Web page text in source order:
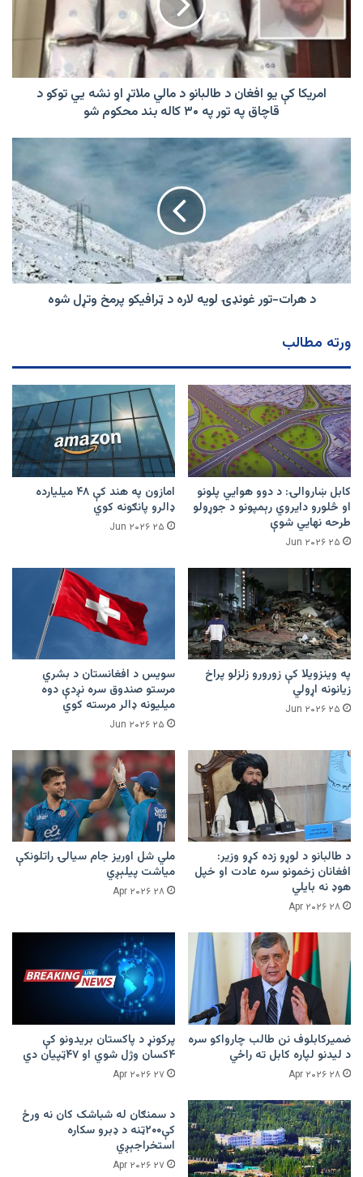
طالبانو
د
مالي
ملاتړ
توکو
د
په
تور
په
۳۰
کاله
بند
امریکا کې يو افغان د طالبانو د مالي ملاتړ او نشه يي توکو د
قاچاق په تور په ۳۰ کاله بند محکوم شو
هرات-
غونډۍ
لویه
لاره
د
ټرافیکو
پرمخ
د هرات-تور غونډۍ لویه لاره د ټرافیکو پرمخ وتړل شوه
ورته مطالب
کابل ښاروالۍ: د دوو هوايي پلونو
او څلورو دایروي رېمپونو د جوړولو
طرحه نهایي شوې
۲۵ Jun ۲۰۲۶
امازون په هند کې ۴۸ میلیارده
ډالرو پانګونه کوي
۲۵ Jun ۲۰۲۶
په وینزویلا کې زورورو زلزلو پراخ
زیانونه اړولي
۲۵ Jun ۲۰۲۶
سویس د افغانستان د بشري
مرستو صندوق سره نږدې دوه
میلیونه ډالر مرسته کوي
۲۵ Jun ۲۰۲۶
د طالبانو د لوړو زده کړو وزیر:
افغانان زخمونو سره عادت او خپل
هوډ نه بایلي
۲۸ Apr ۲۰۲۶
ملي شل اوریز جام سیالۍ راتلونکې
میاشت پیلېږي
۲۸ Apr ۲۰۲۶
ضمیرکابلوف نن طالب چارواکو سره
د لیدنو لپاره کابل ته راځي
۲۸ Apr ۲۰۲۶
پرکونړ د پاکستان بریدونو کې
۴کسان وژل شوي او ۴۷ټپیان دي
۲۷ Apr ۲۰۲۶
د سمنګان له شباشک کان نه ورځ
کې۲۰۰ټنه د ډبرو سکاره
استخراجېږي
۲۷ Apr ۲۰۲۶